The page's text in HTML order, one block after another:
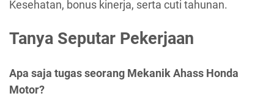
Kesehatan, bonus kinerja, serta cuti tahunan.
Tanya Seputar Pekerjaan
Apa saja tugas seorang Mekanik Ahass Honda
Motor?